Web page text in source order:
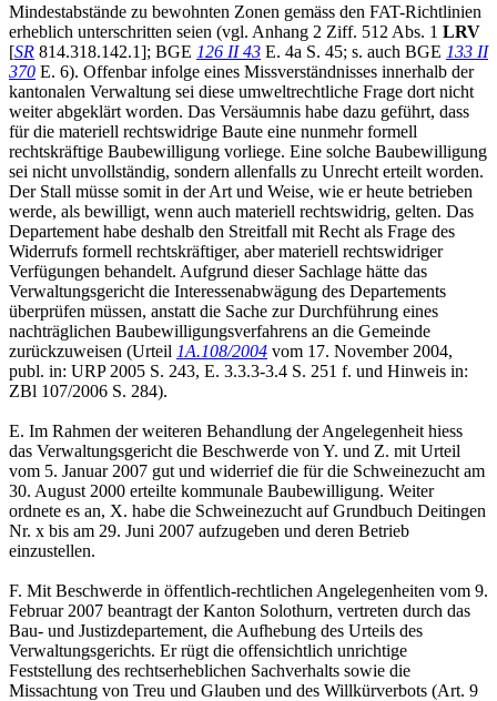
Mindestabstände zu bewohnten Zonen gemäss den FAT-Richtlinien
erheblich unterschritten seien (vgl. Anhang 2 Ziff. 512 Abs. 1 LRV
[SR 814.318.142.1]; BGE 126 II 43 E. 4a S. 45; s. auch BGE 133 II
370 E. 6). Offenbar infolge eines Missverständnisses innerhalb der
kantonalen Verwaltung sei diese umweltrechtliche Frage dort nicht
weiter abgeklärt worden. Das Versäumnis habe dazu geführt, dass
für die materiell rechtswidrige Baute eine nunmehr formell
rechtskräftige Baubewilligung vorliege. Eine solche Baubewilligung
sei nicht unvollständig, sondern allenfalls zu Unrecht erteilt worden.
Der Stall müsse somit in der Art und Weise, wie er heute betrieben
werde, als bewilligt, wenn auch materiell rechtswidrig, gelten. Das
Departement habe deshalb den Streitfall mit Recht als Frage des
Widerrufs formell rechtskräftiger, aber materiell rechtswidriger
Verfügungen behandelt. Aufgrund dieser Sachlage hätte das
Verwaltungsgericht die Interessenabwägung des Departements
überprüfen müssen, anstatt die Sache zur Durchführung eines
nachträglichen Baubewilligungsverfahrens an die Gemeinde
zurückzuweisen (Urteil 1A.108/2004 vom 17. November 2004,
publ. in: URP 2005 S. 243, E. 3.3.3-3.4 S. 251 f. und Hinweis in:
ZBl 107/2006 S. 284).
E. Im Rahmen der weiteren Behandlung der Angelegenheit hiess
das Verwaltungsgericht die Beschwerde von Y. und Z. mit Urteil
vom 5. Januar 2007 gut und widerrief die für die Schweinezucht am
30. August 2000 erteilte kommunale Baubewilligung. Weiter
ordnete es an, X. habe die Schweinezucht auf Grundbuch Deitingen
Nr. x bis am 29. Juni 2007 aufzugeben und deren Betrieb
einzustellen.
F. Mit Beschwerde in öffentlich-rechtlichen Angelegenheiten vom 9.
Februar 2007 beantragt der Kanton Solothurn, vertreten durch das
Bau- und Justizdepartement, die Aufhebung des Urteils des
Verwaltungsgerichts. Er rügt die offensichtlich unrichtige
Feststellung des rechtserheblichen Sachverhalts sowie die
Missachtung von Treu und Glauben und des Willkürverbots (Art. 9